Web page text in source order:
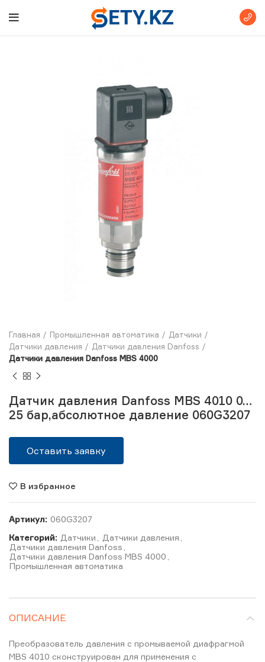
Главная Промышленная автоматика
Датчики
Датчики давления
Датчики давления Danfoss
Датчики давления Danfoss MBS 4000
Датчик давления Danfoss MBS 4010 0…
25 бар,абсолютное давление 060G3207
Оставить заявку
В избранное
Артикул: 060G3207
Категорий: Датчики Датчики давления
Датчики давления Danfoss
Датчики давления Danfoss MBS 4000
Промышленная автоматика
ОПИСАНИЕ
Преобразователь давления с промываемой диафрагмой
MBS 4010 сконструирован для применения с